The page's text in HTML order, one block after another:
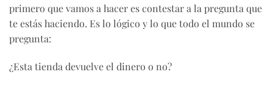
primero que vamos a hacer es contestar a la pregunta que
te estás haciendo. Es lo lógico y lo que todo el mundo se
pregunta:
¿Esta tienda devuelve el dinero o no?